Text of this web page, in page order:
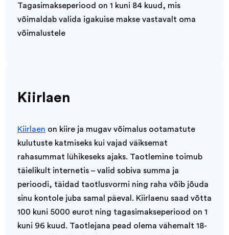
Tagasimakseperiood on 1 kuni 84 kuud, mis
võimaldab valida igakuise makse vastavalt oma
võimalustele
Kiirlaen
Kiirlaen on kiire ja mugav võimalus ootamatute
kulutuste katmiseks kui vajad väiksemat
rahasummat lühikeseks ajaks. Taotlemine toimub
täielikult internetis – valid sobiva summa ja
perioodi, täidad taotlusvormi ning raha võib jõuda
sinu kontole juba samal päeval. Kiirlaenu saad võtta
100 kuni 5000 eurot ning tagasimakseperiood on 1
kuni 96 kuud. Taotlejana pead olema vähemalt 18-